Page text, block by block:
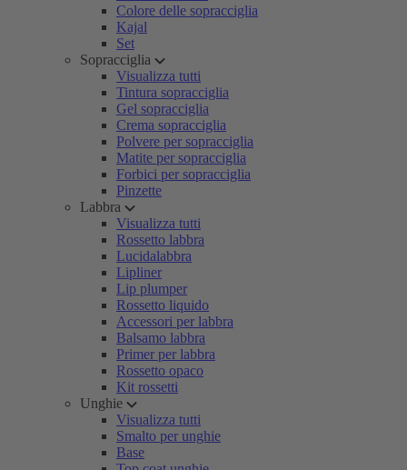
Colore delle sopracciglia
Kajal
Set
Sopracciglia
Visualizza tutti
Tintura sopracciglia
Gel sopracciglia
Crema sopracciglia
Polvere per sopracciglia
Matite per sopracciglia
Forbici per sopracciglia
Pinzette
Labbra
Visualizza tutti
Rossetto labbra
Lucidalabbra
Lipliner
Lip plumper
Rossetto liquido
Accessori per labbra
Balsamo labbra
Primer per labbra
Rossetto opaco
Kit rossetti
Unghie
Visualizza tutti
Smalto per unghie
Base